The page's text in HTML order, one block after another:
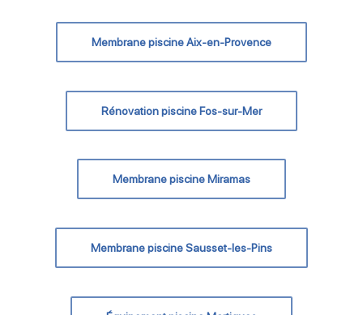
Membrane piscine Aix-en-Provence
Rénovation piscine Fos-sur-Mer
Membrane piscine Miramas
Membrane piscine Sausset-les-Pins